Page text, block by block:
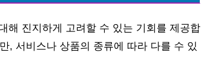
해 진지하게 고려할 수 있는 기회를 제공합
, 서비스나 상품의 종류에 따라 다를 수 있